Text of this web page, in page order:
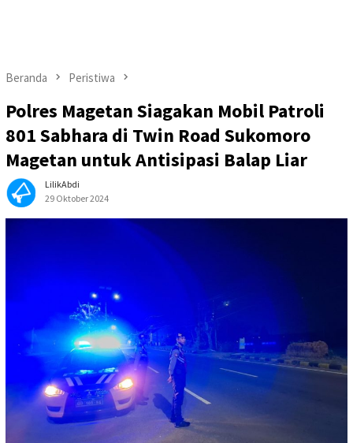
Beranda Peristiwa
Polres Magetan Siagakan Mobil Patroli
801 Sabhara di Twin Road Sukomoro
Magetan untuk Antisipasi Balap Liar
LilikAbdi
29 Oktober 2024